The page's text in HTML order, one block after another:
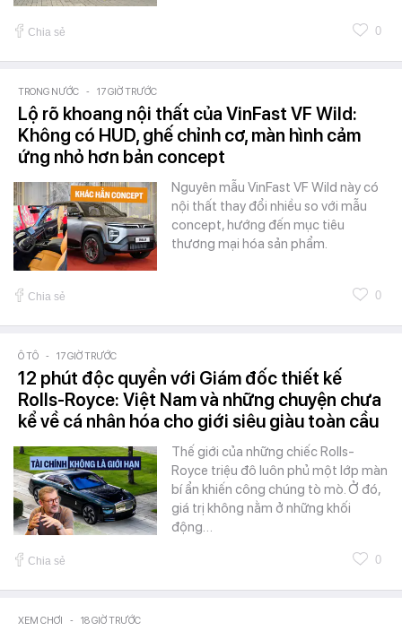
Chia sẻ 0
TRONG NƯỚC - 17 GIỜ TRƯỚC
Lộ rõ khoang nội thất của VinFast VF Wild:
Không có HUD, ghế chỉnh cơ, màn hình cảm
ứng nhỏ hơn bản concept
Nguyên mẫu VinFast VF Wild này có
nội thất thay đổi nhiều so với mẫu
concept, hướng đến mục tiêu
thương mại hóa sản phẩm.
Chia sẻ 0
Ô TÔ - 17 GIỜ TRƯỚC
12 phút độc quyền với Giám đốc thiết kế
Rolls-Royce: Việt Nam và những chuyện chưa
kể về cá nhân hóa cho giới siêu giàu toàn cầu
Thế giới của những chiếc Rolls-
Royce triệu đô luôn phủ một lớp màn
bí ẩn khiến công chúng tò mò. Ở đó,
giá trị không nằm ở những khối
động…
Chia sẻ 0
XEM CHƠI - 18 GIỜ TRƯỚC